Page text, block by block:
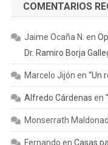
COMENTARIOS
Jaime Ocaña N. en
Dr. Ramiro Borja
Marcelo Jijón en “Un
Alfredo Cárdenas en
Monserrath
Fernando en Casas